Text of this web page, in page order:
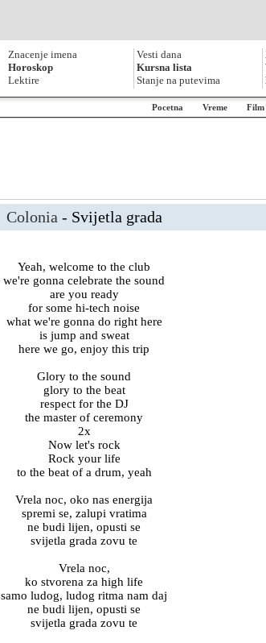
Znacenje imena
Horoskop
Lektire
Vesti dana
Kursna lista
Stanje na putevima
Pocetna Vreme Film
Colonia - Svijetla grada
Yeah, welcome to the club
we're gonna celebrate the sound
are you ready
for some hi-tech noise
what we're gonna do right here
is jump and sweat
here we go, enjoy this trip
Glory to the sound
glory to the beat
respect for the DJ
the master of ceremony
2x
Now let's rock
Rock your life
to the beat of a drum, yeah
Vrela noc, oko nas energija
spremi se, zalupi vratima
ne budi lijen, opusti se
svijetla grada zovu te
Vrela noc,
ko stvorena za high life
samo ludog, ludog ritma nam daj
ne budi lijen, opusti se
svijetla grada zovu te